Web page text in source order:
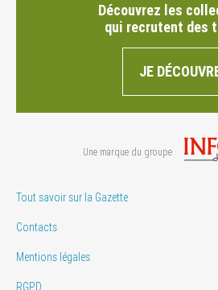
Découvrez les
qui recrutent des
JE
Une marque du groupe
Tout savoir sur la Gazette
Contacts
Mentions légales
RGPD